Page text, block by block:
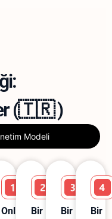
(🇹🇷 )
Modeli
Online
Bir
Bir
Bir